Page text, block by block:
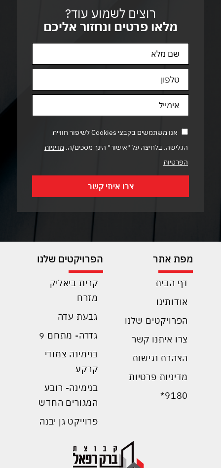
רוצים לשמוע עוד?
מלאו פרטים ונחזור אליכם
אנו משתמשים בקבצי Cookies לשיפור חוויית
הגלישה. בלחיצה על "אישור" הינך מסכים/ה. מדיניות
הפרטיות
מפת אתר
דף הבית
אודותינו
הפרויקטים שלנו
צרו איתנו קשר
הצהרת נגישות
מדיניות פרטיות
9180*
הפרויקטים שלנו
קרית ביאליק
מזרח
גבעת עדה
גדרה- מתחם 9
בנימינה צמודי
קרקע
בנימינה- רובע
המגורים החדש
פרוייקט גן יבנה